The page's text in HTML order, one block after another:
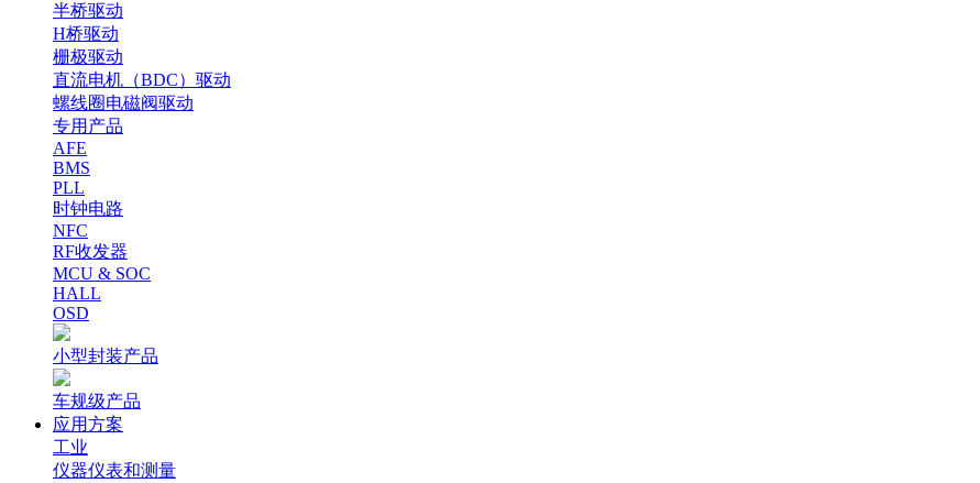
半桥驱动
H桥驱动
栅极驱动
直流电机（BDC）驱动
螺线圈电磁阀驱动
专用产品
AFE
BMS
PLL
时钟电路
NFC
RF收发器
MCU & SOC
HALL
OSD
小型封装产品
车规级产品
应用方案
工业
仪器仪表和测量